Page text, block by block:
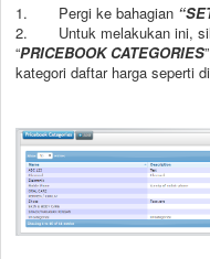
1. Pergi ke bahagian
2. Untuk melakukan ini,
“PRICEBOOK CATEGORIES
kategori daftar harga seperti